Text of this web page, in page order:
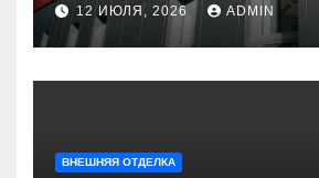
для современного
строительства и
12 ИЮЛЯ, 2026 ADMIN
ВНЕШНЯЯ ОТДЕЛКА